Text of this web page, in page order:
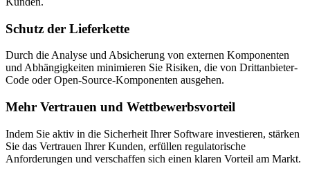
Schutz der Lieferkette
Durch die Analyse und Absicherung von externen Komponenten
und Abhängigkeiten minimieren Sie Risiken, die von Drittanbieter-
Code oder Open-Source-Komponenten ausgehen.
Mehr Vertrauen und Wettbewerbsvorteil
Indem Sie aktiv in die Sicherheit Ihrer Software investieren, stärken
Sie das Vertrauen Ihrer Kunden, erfüllen regulatorische
Anforderungen und verschaffen sich einen klaren Vorteil am Markt.